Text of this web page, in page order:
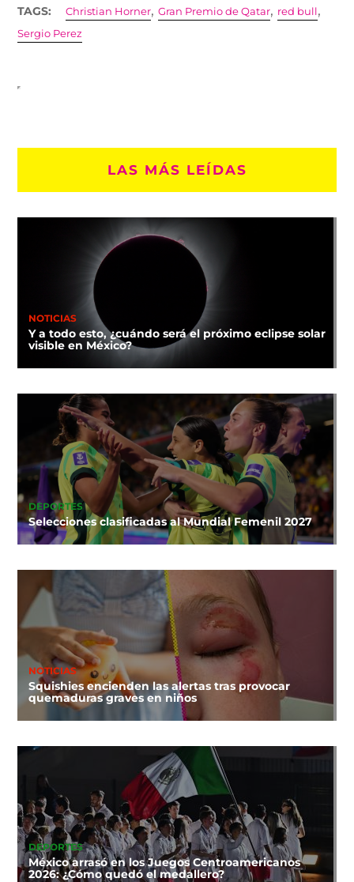
TAGS: Christian Horner,Gran Premio de Qatar, red bull,
Sergio Perez
LAS MÁS LEÍDAS
NOTICIAS
Y a todo esto, ¿cuándo será el próximo eclipse solar
visible en México?
DEPORTES
Selecciones clasificadas al Mundial Femenil 2027
NOTICIAS
Squishies encienden las alertas tras provocar
quemaduras graves en niños
DEPORTES
México arrasó en los Juegos Centroamericanos
2026: ¿Cómo quedó el medallero?